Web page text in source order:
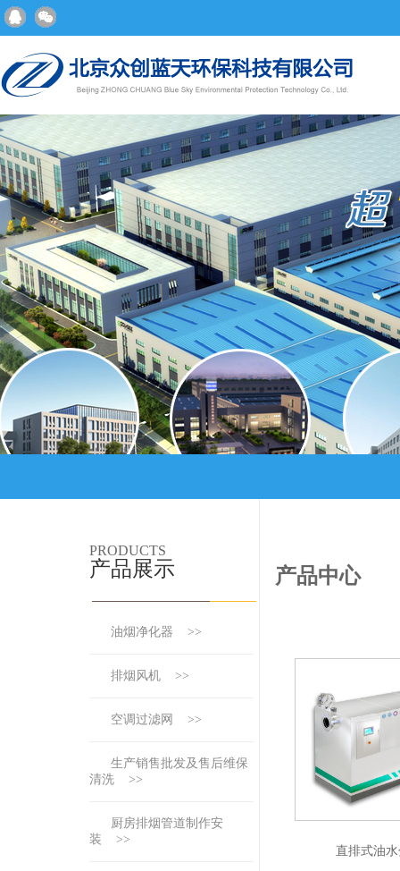
PRODUCTS
产品展示
油烟净化器 >>
排烟风机 >>
空调过滤网 >>
生产销售批发及售后维保
清洗 >>
厨房排烟管道制作安
装 >>
产品中心
直排式油